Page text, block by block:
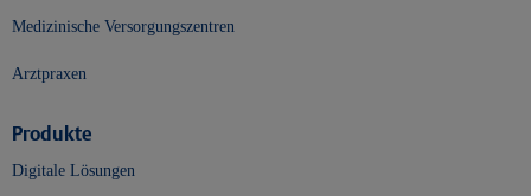
Medizinische Versorgungszentren
Arztpraxen
Produkte
Digitale Lösungen